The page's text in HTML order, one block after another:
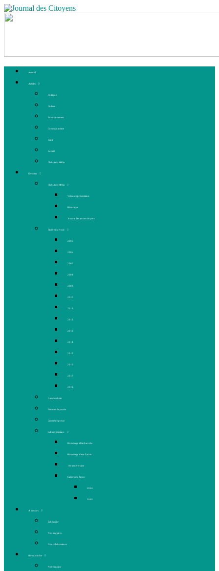
Accueil
Articles
Politique
Culture
Environnement
Communautaire
Santé
Société
Club Ado Média
Dossiers
Club Ado Média
Vidéo de présentation
Historique
Journal des jeunes citoyens
Rivière du Nord
2005
2006
2007
2008
2009
2010
2011
2012
2013
2014
2015
2016
2017
2018
Gaz de schiste
Femmes de parole
Liberté de presse
Cahiers spéciaux
Hommage à Élie Laroche
Hommage à Jean Laurin
10e anniversaire
Cahiers du Japon
2004
2005
À propos
Échéancier
Nos stagiaires
Nos collaborateurs
Nous joindre
Notre équipe